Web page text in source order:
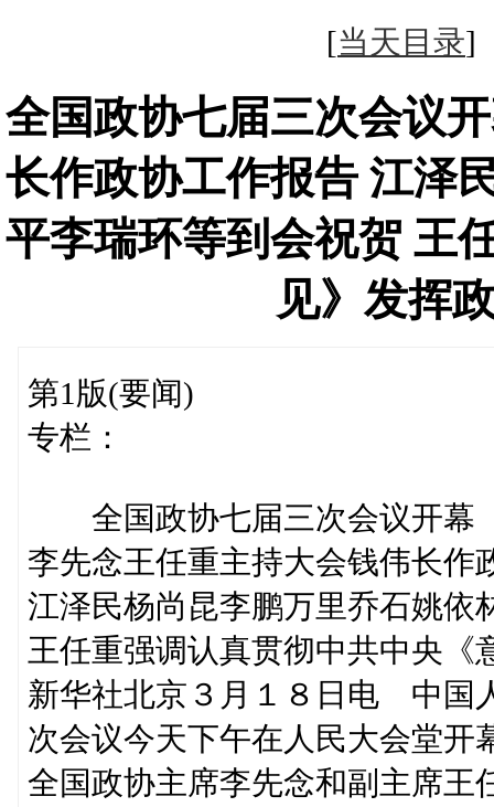
[当天目录
全国政协七届三次会议
长作政协工作报告 江泽
平李瑞环等到会祝贺 王
见》发挥
第1版(要闻)
专栏：
全国政协七届三次会议开幕
李先念王任重主持大会钱伟长作
江泽民杨尚昆李鹏万里乔石姚依
王任重强调认真贯彻中共中央《
新华社北京３月１８日电 中国
次会议今天下午在人民大会堂开
全国政协主席李先念和副主席王